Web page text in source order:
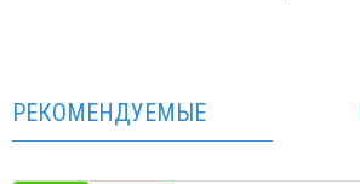
РЕКОМЕНДУЕМЫЕ